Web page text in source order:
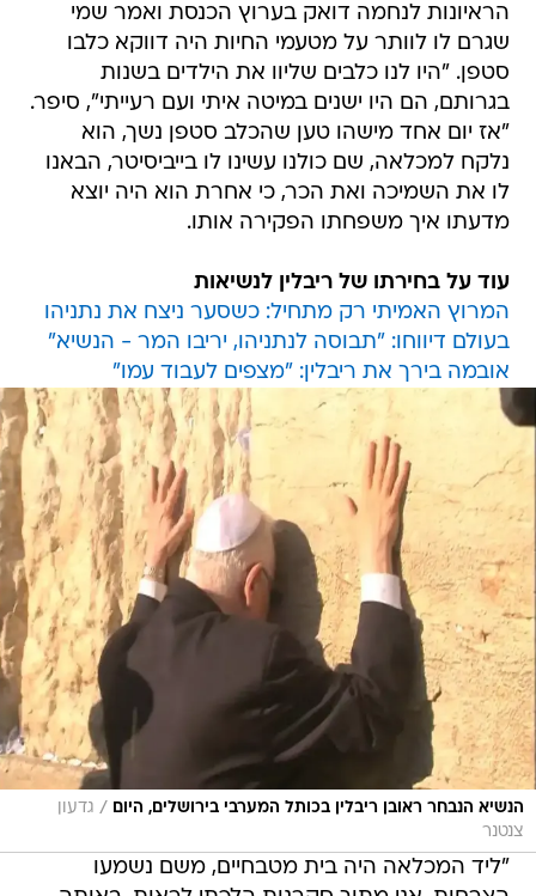
הראיונות לנחמה דואק בערוץ הכנסת ואמר שמי
שגרם לו לוותר על מטעמי החיות היה דווקא כלבו
סטפן. "היו לנו כלבים שליוו את הילדים בשנות
בגרותם, הם היו ישנים במיטה איתי ועם רעייתי", סיפר.
"אז יום אחד מישהו טען שהכלב סטפן נשך, הוא
נלקח למכלאה, שם כולנו עשינו לו בייביסיטר, הבאנו
לו את השמיכה ואת הכר, כי אחרת הוא היה יוצא
מדעתו איך משפחתו הפקירה אותו.
עוד על בחירתו של ריבלין לנשיאות
המרוץ האמיתי רק מתחיל: כשסער ניצח את נתניהו
בעולם דיווחו: "תבוסה לנתניהו, יריבו המר - הנשיא"
אובמה בירך את ריבלין: "מצפים לעבוד עמו"
הנשיא הנבחר ראובן ריבלין בכותל המערבי בירושלים, היום / גדעון
צנטנר
"ליד המכלאה היה בית מטבחיים, משם נשמעו